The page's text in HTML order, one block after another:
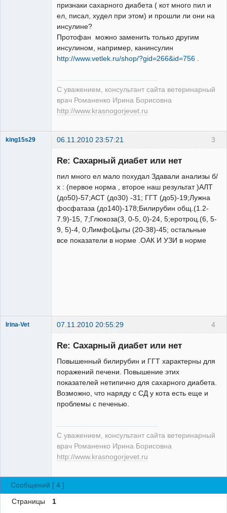
признаки сахарного диабета ( кот много пил и
ел, писал, худел при этом) и прошли ли они на
инсулине?
Протофан можно заменить только другим
инсулином, например, канинсулин
http://www.vetlek.ru/shop/?gid=266&id=756
С уважением, консультант сайта ветеринарный
врач Романенко Ирина Борисовна
http://www.krasnogorjevet.ru
3
king15s29 06.11.2010 23:57:21
Re: Сахарный диабет или нет
пил много ел мало похудал Здавали анализы б/
х : (первое норма , второе наш результат )АЛТ
(до50)-57;АСТ (до30) -31; ГГТ (до5)-19;Лужна
фосфатаза (до140)-178;Билирубин общ.(1.2-
7.9)-15, 7;Глюкоза(3, 0-5, 0)-24, 5;еротроц.(6, 5-
9, 5)-4, 0;ЛимфоЦыты (20-38)-45; остальные
все показатели в норме .ОАК И УЗИ в норме
4
Irina-Vet 07.11.2010 20:55:29
Re: Сахарный диабет или нет
Повышенный билирубин и ГГТ характерны для
поражений печени. Повышение этих
показателей нетипично для сахарного диабета.
Возможно, что наряду с СД у кота есть еще и
проблемы с печенью.
С уважением, консультант сайта ветеринарный
врач Романенко Ирина Борисовна
http://www.krasnogorjevet.ru
Сообщений [ 4 ]
Страницы 1